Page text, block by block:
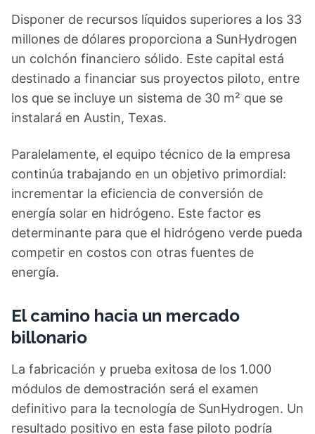
Disponer de recursos líquidos superiores a los 33
millones de dólares proporciona a SunHydrogen
un colchón financiero sólido. Este capital está
destinado a financiar sus proyectos piloto, entre
los que se incluye un sistema de 30 m² que se
instalará en Austin, Texas.
Paralelamente, el equipo técnico de la empresa
continúa trabajando en un objetivo primordial:
incrementar la eficiencia de conversión de
energía solar en hidrógeno. Este factor es
determinante para que el hidrógeno verde pueda
competir en costos con otras fuentes de
energía.
El camino hacia un mercado
billonario
La fabricación y prueba exitosa de los 1.000
módulos de demostración será el examen
definitivo para la tecnología de SunHydrogen. Un
resultado positivo en esta fase piloto podría